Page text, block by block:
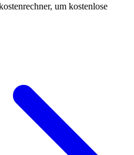
um kostenlose